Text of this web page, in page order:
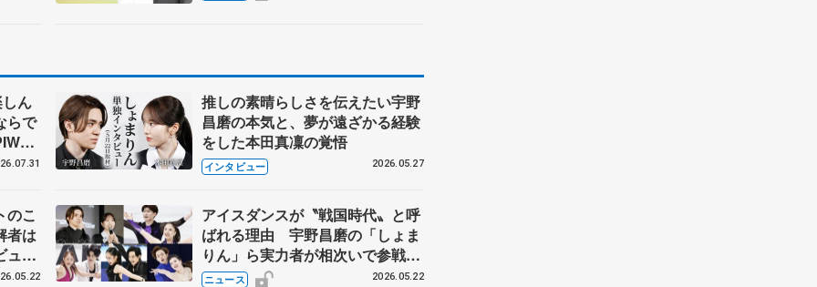
ん
らで
前
推しの素晴らしさを伝えたい宇野
昌磨の本気と、夢が遠ざかる経験
をした本田真凜の覚悟
インタビュー 2026.05.27
のこ
者は
ュー
人、
アイスダンスが〝戦国時代〟と呼
ばれる理由 宇野昌磨の「しょま
りん」ら実力者が相次いで参戦
国内の競争激化
ニュース 2026.05.22